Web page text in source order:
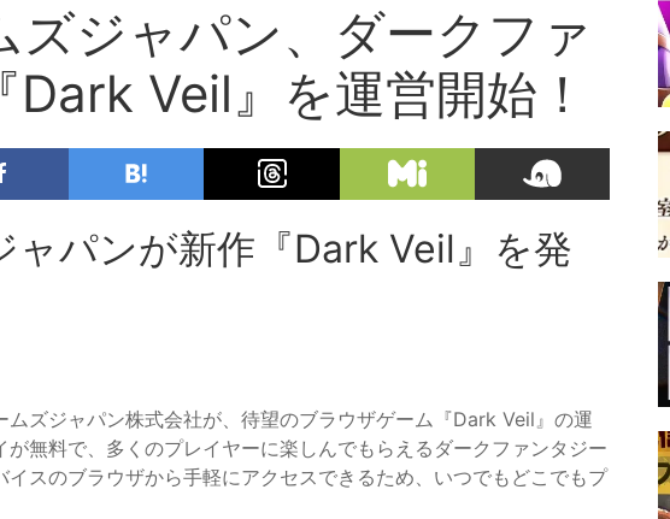
ズジャパン、ダークファ
Dark Veil』を運営開始！
ャパンが新作『Dark Veil』を発
ズジャパン株式会社が、待望のブラウザゲーム『Dark Veil』の運
無料で、多くのプレイヤーに楽しんでもらえるダークファンタジー
イスのブラウザから手軽にアクセスできるため、いつでもどこでもプ